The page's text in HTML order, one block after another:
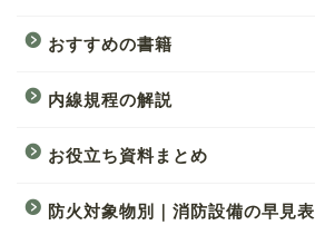
おすすめの書籍
内線規程の解説
お役立ち資料まとめ
防火対象物別｜消防設備の早見表